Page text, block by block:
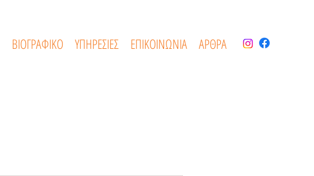
ΒΙΟΓΡΑΦΙΚΟ ΥΠΗΡΕΣΙΕΣ ΕΠΙΚΟΙΝΩΝΙΑ ΑΡΘΡΑ